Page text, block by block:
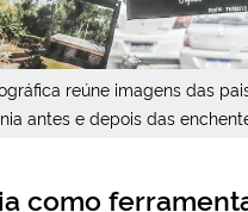
reúne imagens das
antes e depois das
como